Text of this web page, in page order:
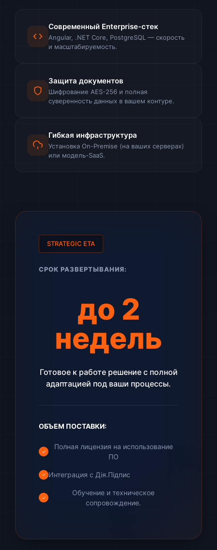
Современный Enterprise-стек
Angular, .NET Core, PostgreSQL — скорость
и масштабируемость.
Защита документов
Шифрование AES-256 и полная
суверенность данных в вашем контуре.
Гибкая инфраструктура
Установка On-Premise (на ваших серверах)
или модель-SaaS.
STRATEGIC ETA
СРОК РАЗВЕРТЫВАНИЯ:
до 2
недель
Готовое к работе решение с полной
адаптацией под ваши процессы.
ОБЪЕМ ПОСТАВКИ:
✓
Полная лицензия на использование
ПО
✓ Интеграция с Дія.Підпис
✓
Обучение и техническое
сопровождение.